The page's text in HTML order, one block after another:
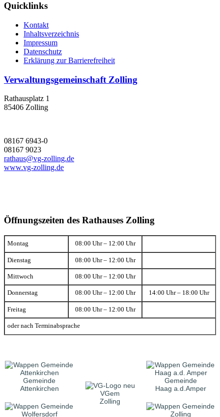
Quicklinks
Kontakt
Inhaltsverzeichnis
Impressum
Datenschutz
Erklärung zur Barrierefreiheit
Verwaltungsgemeinschaft Zolling
Rathausplatz 1
85406 Zolling
08167 6943-0
08167 9023
rathaus@vg-zolling.de
www.vg-zolling.de
Öffnungszeiten des Rathauses Zolling
Montag 08:00 Uhr – 12:00 Uhr
Dienstag 08:00 Uhr – 12:00 Uhr
Mittwoch 08:00 Uhr – 12:00 Uhr
Donnerstag 08:00 Uhr – 12:00 Uhr 14:00 Uhr – 18:00 Uhr
Freitag 08:00 Uhr – 12:00 Uhr
oder nach Terminabsprache
Gemeinde
Attenkirchen
VGem
Zolling
Gemeinde
Haag a.d.Amper